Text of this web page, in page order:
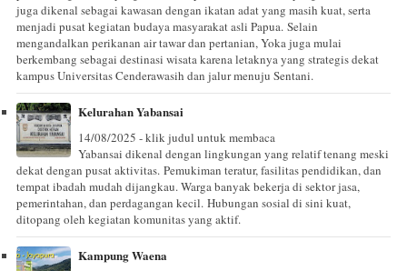
juga dikenal sebagai kawasan dengan ikatan adat yang masih kuat, serta
menjadi pusat kegiatan budaya masyarakat asli Papua. Selain
mengandalkan perikanan air tawar dan pertanian, Yoka juga mulai
berkembang sebagai destinasi wisata karena letaknya yang strategis dekat
kampus Universitas Cenderawasih dan jalur menuju Sentani.
Kelurahan Yabansai
14/08/2025 - klik judul untuk membaca
Yabansai dikenal dengan lingkungan yang relatif tenang meski
dekat dengan pusat aktivitas. Pemukiman teratur, fasilitas pendidikan, dan
tempat ibadah mudah dijangkau. Warga banyak bekerja di sektor jasa,
pemerintahan, dan perdagangan kecil. Hubungan sosial di sini kuat,
ditopang oleh kegiatan komunitas yang aktif.
Kampung Waena